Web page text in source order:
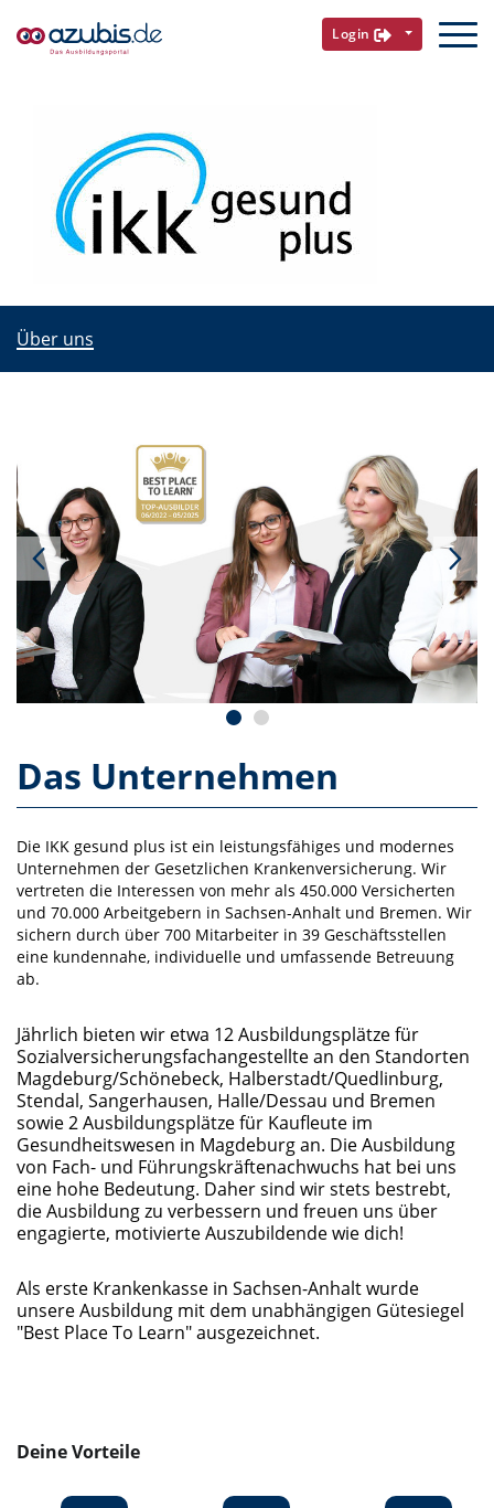
Login
Über uns
Das Unternehmen
Die IKK gesund plus ist ein leistungsfähiges und modernes
Unternehmen der Gesetzlichen Krankenversicherung. Wir
vertreten die Interessen von mehr als 450.000 Versicherten
und 70.000 Arbeitgebern in Sachsen-Anhalt und Bremen. Wir
sichern durch über 700 Mitarbeiter in 39 Geschäftsstellen
eine kundennahe, individuelle und umfassende Betreuung
ab.
Jährlich bieten wir etwa 12 Ausbildungsplätze für
Sozialversicherungsfachangestellte an den Standorten
Magdeburg/Schönebeck, Halberstadt/Quedlinburg,
Stendal, Sangerhausen, Halle/Dessau und Bremen
sowie 2 Ausbildungsplätze für Kaufleute im
Gesundheitswesen in Magdeburg an. Die Ausbildung
von Fach- und Führungskräftenachwuchs hat bei uns
eine hohe Bedeutung. Daher sind wir stets bestrebt,
die Ausbildung zu verbessern und freuen uns über
engagierte, motivierte Auszubildende wie dich!
Als erste Krankenkasse in Sachsen-Anhalt wurde
unsere Ausbildung mit dem unabhängigen Gütesiegel
"Best Place To Learn" ausgezeichnet.
Deine Vorteile